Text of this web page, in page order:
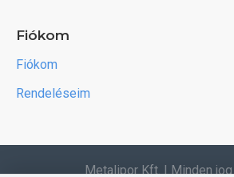
Fiókom
Fiókom
Rendeléseim
Metalipor Kft. | Minden jog